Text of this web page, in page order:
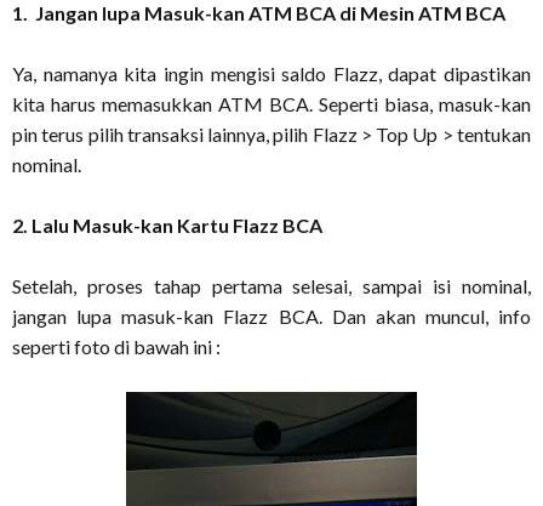
1. Jangan lupa Masuk-kan ATM BCA di Mesin ATM BCA
Ya, namanya kita ingin mengisi saldo Flazz, dapat dipastikan
kita harus memasukkan ATM BCA. Seperti biasa, masuk-kan
pin terus pilih transaksi lainnya, pilih Flazz > Top Up > tentukan
nominal.
2. Lalu Masuk-kan Kartu Flazz BCA
Setelah, proses tahap pertama selesai, sampai isi nominal,
jangan lupa masuk-kan Flazz BCA. Dan akan muncul, info
seperti foto di bawah ini :